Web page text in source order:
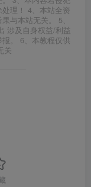
理！ 4、本站全资
与本站无关。 5、
涉及自身权益/利益
。 6、本教程仅供
关